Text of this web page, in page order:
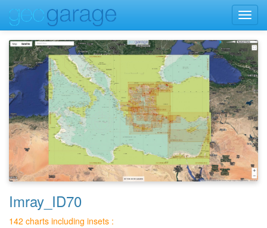
Imray_ID70
142 charts including insets :